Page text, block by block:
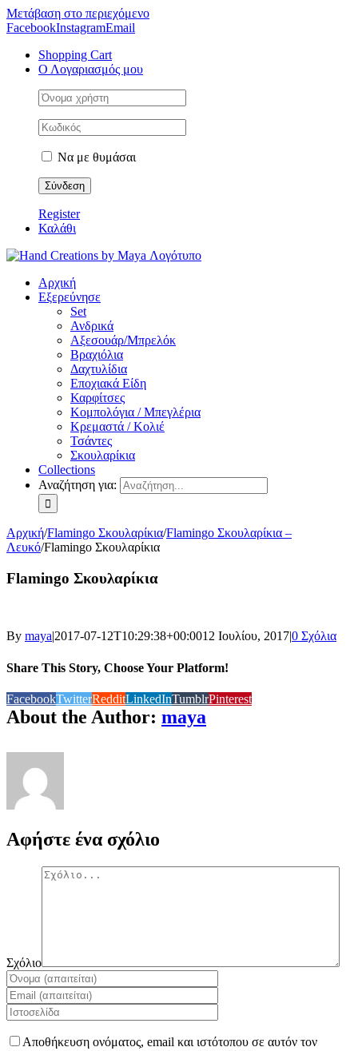
Μετάβαση στο περιεχόμενο
FacebookInstagramEmail
Shopping Cart
Ο Λογαριασμός μου
Να με θυμάσαι
Register
Καλάθι
Αρχική
Εξερεύνησε
Set
Ανδρικά
Αξεσουάρ/Μπρελόκ
Βραχιόλια
Δαχτυλίδια
Εποχιακά Είδη
Καρφίτσες
Κομπολόγια / Μπεγλέρια
Κρεμαστά / Κολιέ
Τσάντες
Σκουλαρίκια
Collections
Αναζήτηση για:
Αρχική/Flamingo Σκουλαρίκια/Flamingo Σκουλαρίκια –
Λευκό/Flamingo Σκουλαρίκια
Flamingo Σκουλαρίκια
By maya|2017-07-12T10:29:38+00:0012 Ιουλίου, 2017|0 Σχόλια
Share This Story, Choose Your Platform!
FacebookTwitterRedditLinkedInTumblrPinterest
About the Author: maya
Αφήστε ένα σχόλιο
Σχόλιο
Αποθήκευση ονόματος, email και ιστότοπου σε αυτόν τον